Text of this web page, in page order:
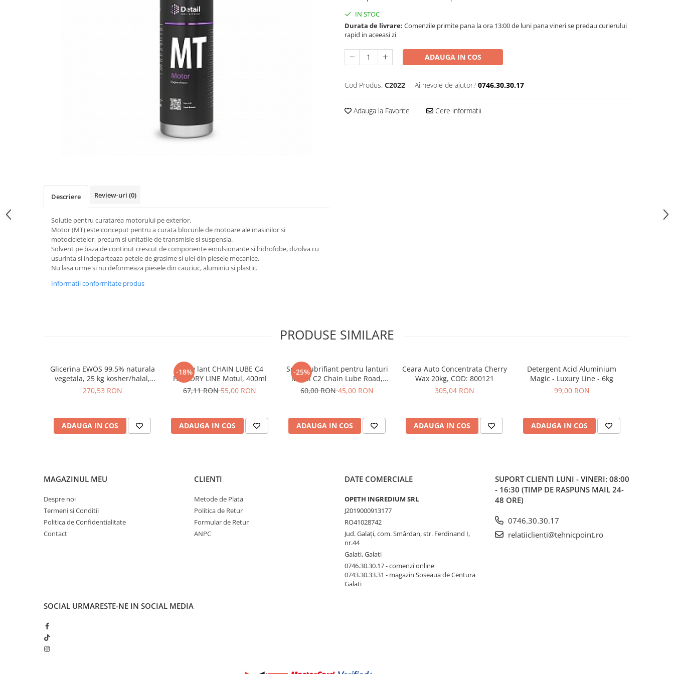
IN STOC
Durata de livrare: Comenzile primite pana la ora 13:00 de luni pana vineri se predau curierului
rapid in aceeasi zi
ADAUGA IN COS
Cod Produs: C2022 Ai nevoie de ajutor? 0746.30.30.17
Adauga la Favorite Cere informatii
Descriere Review-uri (0)
Solutie pentru curatarea motorului pe exterior.
Motor (MT) este conceput pentru a curata blocurile de motoare ale masinilor si
motocicletelor, precum si unitatile de transmisie si suspensia.
Solvent pe baza de continut crescut de componente emulsionante si hidrofobe, dizolva cu
usurinta si indeparteaza petele de grasime si ulei din piesele mecanice.
Nu lasa urme si nu deformeaza piesele din cauciuc, aluminiu si plastic.
Informatii conformitate produs
PRODUSE SIMILARE
Glicerina EWOS 99,5% naturala
vegetala, 25 kg kosher/halal,
grad farmaceutic
270,53 RON
ADAUGA IN COS
-18%
Spray lant CHAIN LUBE C4
FACTORY LINE Motul, 400ml
67,11 RON55,00 RON
ADAUGA IN COS
-25%
Spray lubrifiant pentru lanturi
Motul C2 Chain Lube Road,
400ml
60,00 RON45,00 RON
ADAUGA IN COS
Ceara Auto Concentrata Cherry
Wax 20kg, COD: 800121
305,04 RON
ADAUGA IN COS
Detergent Acid Aluminium
Magic - Luxury Line - 6kg
99,00 RON
ADAUGA IN COS
MAGAZINUL MEU
Despre noi
Termeni si Conditii
Politica de Confidentialitate
Contact
CLIENTI
Metode de Plata
Politica de Retur
Formular de Retur
ANPC
DATE COMERCIALE
OPETH INGREDIUM SRL
J2019000913177
RO41028742
Jud. Galaţi, com. Smârdan, str. Ferdinand I,
nr.44
Galati, Galati
0746.30.30.17 - comenzi online
0743.30.33.31 - magazin Soseaua de Centura
Galati
SUPORT CLIENTI LUNI - VINERI: 08:00
- 16:30 (TIMP DE RASPUNS MAIL 24-
48 ORE)
0746.30.30.17
relatiiclienti@tehnicpoint.ro
SOCIAL URMARESTE-NE IN SOCIAL MEDIA